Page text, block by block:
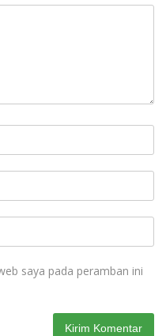
saya pada peramban ini